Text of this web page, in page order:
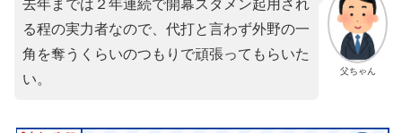
父ちゃん
去年までは２年連続で開幕スタメン起用され
る程の実力者なので、代打と言わず外野の一
角を奪うくらいのつもりで頑張ってもらいた
い。